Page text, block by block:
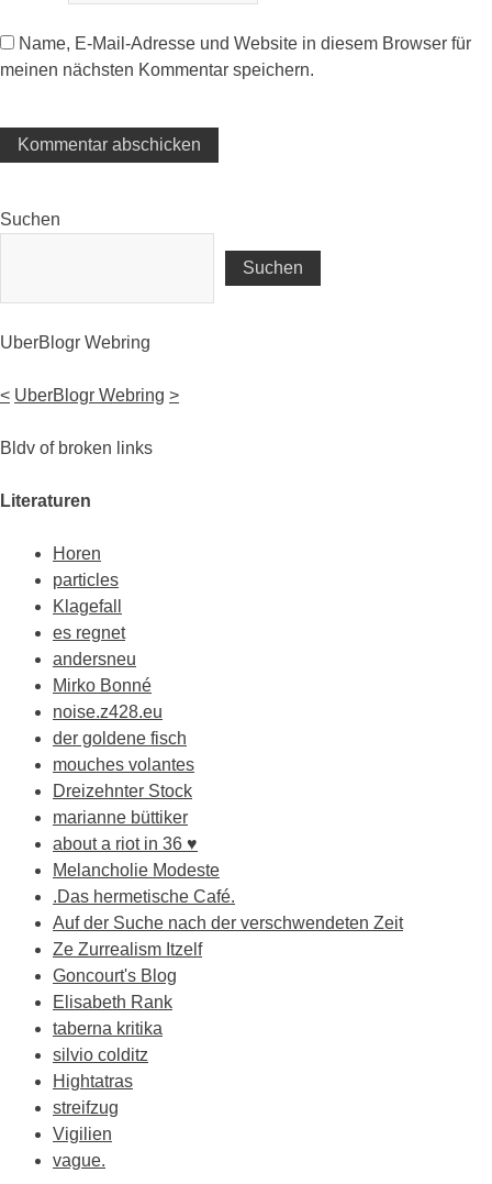
Name, E-Mail-Adresse und Website in diesem Browser für
meinen nächsten Kommentar speichern.
Suchen
Suchen
UberBlogr Webring
< UberBlogr Webring >
Bldv of broken links
Literaturen
Horen
particles
Klagefall
es regnet
andersneu
Mirko Bonné
noise.z428.eu
der goldene fisch
mouches volantes
Dreizehnter Stock
marianne büttiker
about a riot in 36 ♥
Melancholie Modeste
.Das hermetische Café.
Auf der Suche nach der verschwendeten Zeit
Ze Zurrealism Itzelf
Goncourt's Blog
Elisabeth Rank
taberna kritika
silvio colditz
Hightatras
streifzug
Vigilien
vague.